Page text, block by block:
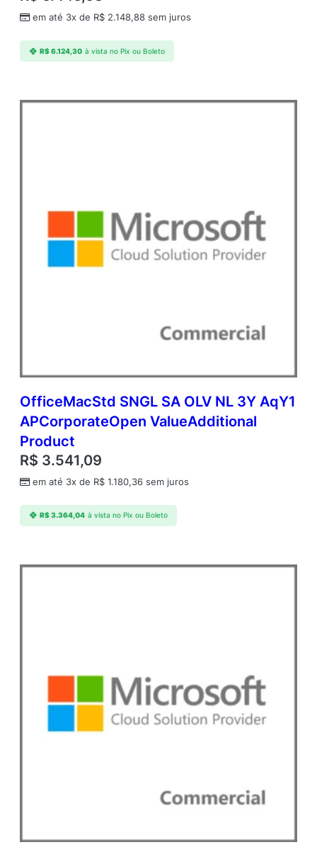
em até 3x de R$ 2.148,88 sem juros
R$6.124,30 à vista no Pix ou Boleto
OfficeMacStd SNGL SA OLV NL 3Y AqY1
APCorporateOpen ValueAdditional
Product
R$ 3.541,09
em até 3x de R$ 1.180,36 sem juros
R$3.364,04 à vista no Pix ou Boleto